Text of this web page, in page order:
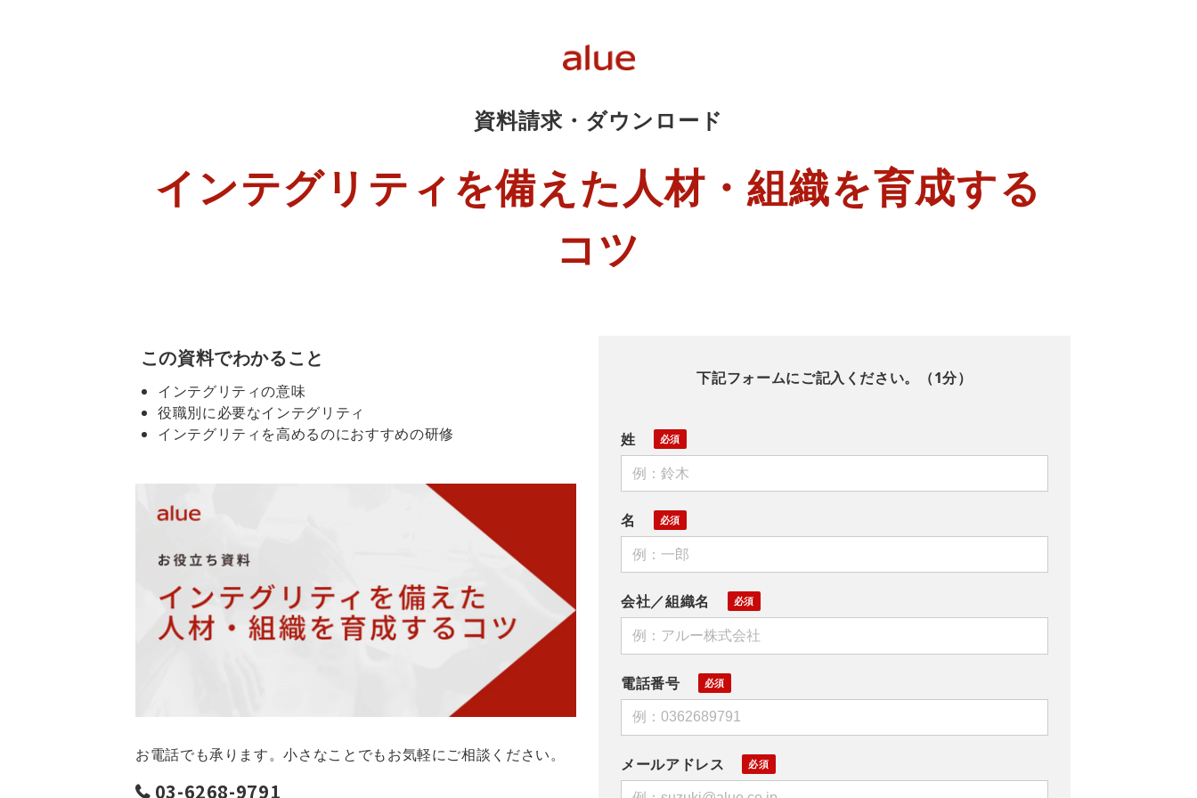
資料請求・ダウンロード
インテグリティを備えた人材・組織を育成する
コツ
この資料でわかること
インテグリティの意味
役職別に必要なインテグリティ
インテグリティを高めるのにおすすめの研修
お電話でも承ります。小さなことでもお気軽にご相談ください。
03-6268-9791
下記フォームにご記入ください。（1分）
姓
名
会社／組織名
電話番号
メールアドレス